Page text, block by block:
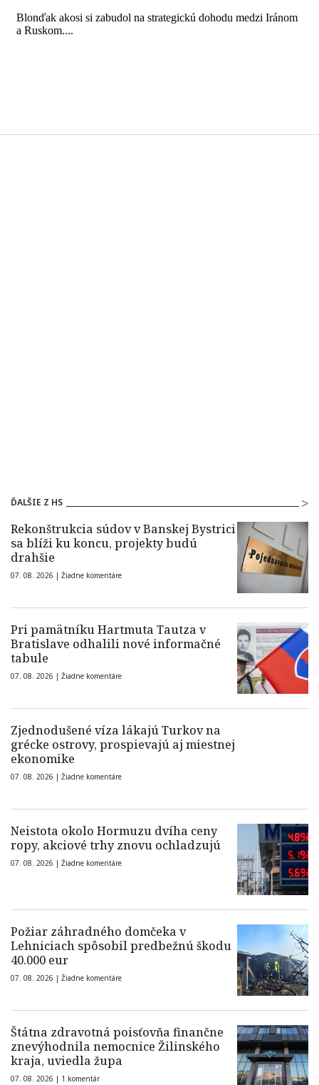
ĎALŠIE Z HS
Rekonštrukcia súdov v Banskej Bystrici
sa blíži ku koncu, projekty budú
drahšie
07. 08. 2026 | Žiadne komentáre
Pri pamätníku Hartmuta Tautza v
Bratislave odhalili nové informačné
tabule
07. 08. 2026 | Žiadne komentáre
Zjednodušené víza lákajú Turkov na
grécke ostrovy, prospievajú aj miestnej
ekonomike
07. 08. 2026 | Žiadne komentáre
Neistota okolo Hormuzu dvíha ceny
ropy, akciové trhy znovu ochladzujú
07. 08. 2026 | Žiadne komentáre
Požiar záhradného domčeka v
Lehniciach spôsobil predbežnú škodu
40.000 eur
07. 08. 2026 | Žiadne komentáre
Štátna zdravotná poisťovňa finančne
znevýhodnila nemocnice Žilinského
kraja, uviedla župa
07. 08. 2026 | 1 komentár